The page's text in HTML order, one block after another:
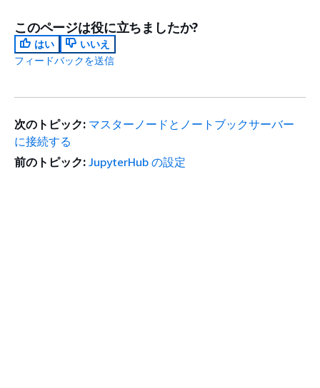
このページは役に立ちましたか?
はい
いいえ
フィードバックを送信
次のトピック: マスターノードとノートブックサーバー
に接続する
前のトピック: JupyterHub の設定